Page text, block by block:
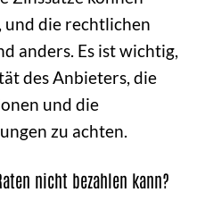
und die rechtlichen
anders. Es ist wichtig,
des Anbieters, die
und die
zu achten.
nicht bezahlen kann?